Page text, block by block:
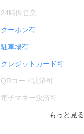
24時間営業
クーポン有
駐車場有
クレジットカード可
QRコード決済可
電子マネー決済可
もっと見る